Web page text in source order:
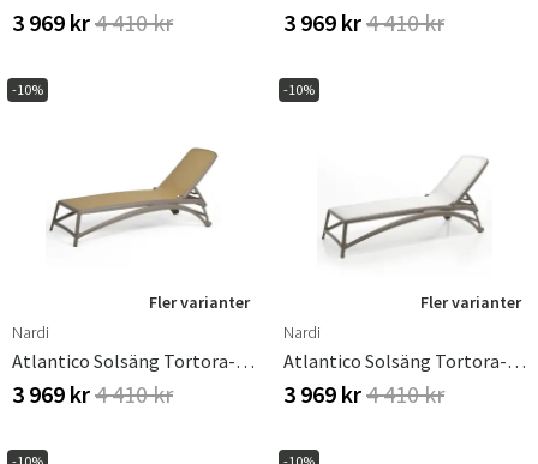
3 969 kr4 410 kr 3 969 kr4 410 kr
-10%
Fler varianter
Nardi
Atlantico Solsäng Tortora-Deserto
3 969 kr4 410 kr
-10%
Fler varianter
Nardi
Atlantico Solsäng Tortora-White
3 969 kr4 410 kr